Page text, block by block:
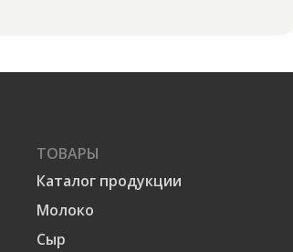
ТОВАРЫ
Каталог продукции
Молоко
Сыр